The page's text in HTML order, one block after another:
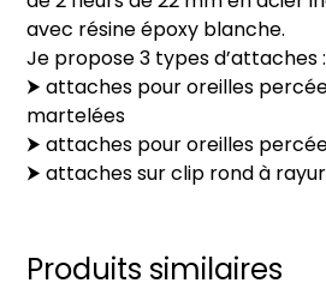
avec résine époxy blanche.
Je propose 3 types d’attaches :
⮞ attaches pour oreilles
martelées
⮞ attaches pour oreilles
⮞ attaches sur clip rond à
Produits similaires